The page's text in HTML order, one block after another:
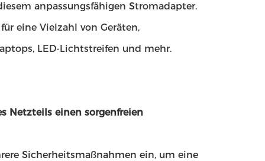
anpassungsfähigen Stromadapter.
eine Vielzahl von Geräten,
LED-Lichtstreifen und mehr.
Netzteils einen sorgenfreien
Sicherheitsmaßnahmen ein, um eine